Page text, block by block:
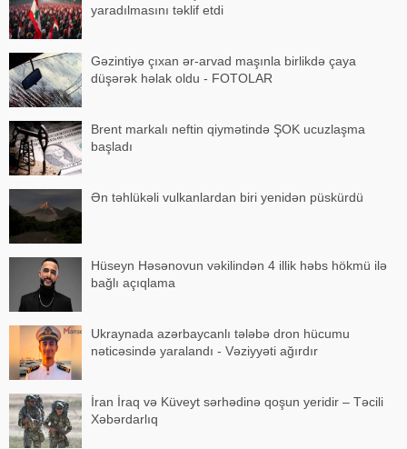
yaradılmasını təklif etdi
Gəzintiyə çıxan ər-arvad maşınla birlikdə çaya
düşərək həlak oldu - FOTOLAR
Brent markalı neftin qiymətində ŞOK ucuzlaşma
başladı
Ən təhlükəli vulkanlardan biri yenidən püskürdü
Hüseyn Həsənovun vəkilindən 4 illik həbs hökmü ilə
bağlı açıqlama
Ukraynada azərbaycanlı tələbə dron hücumu
nəticəsində yaralandı - Vəziyyəti ağırdır
İran İraq və Küveyt sərhədinə qoşun yeridir – Təcili
Xəbərdarlıq